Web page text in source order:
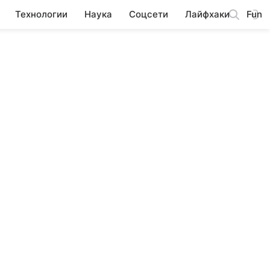
Технологии Наука Соцсети Лайфхаки Fun